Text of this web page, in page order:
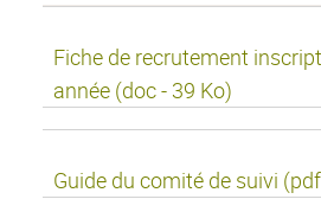
Fiche de recrutement
année (doc - 39 Ko)
Guide du comité de suivi